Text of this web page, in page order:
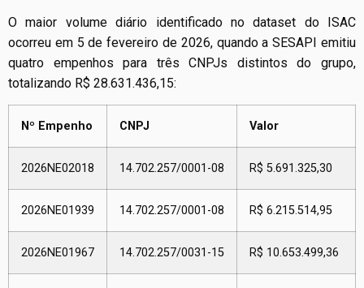
O maior volume diário identificado no dataset do ISAC
ocorreu em 5 de fevereiro de 2026, quando a SESAPI emitiu
quatro empenhos para três CNPJs distintos do grupo,
totalizando R$ 28.631.436,15:
Nº Empenho CNPJ Valor
2026NE02018 14.702.257/0001-08 R$ 5.691.325,30
2026NE01939 14.702.257/0001-08 R$ 6.215.514,95
2026NE01967 14.702.257/0031-15 R$ 10.653.499,36